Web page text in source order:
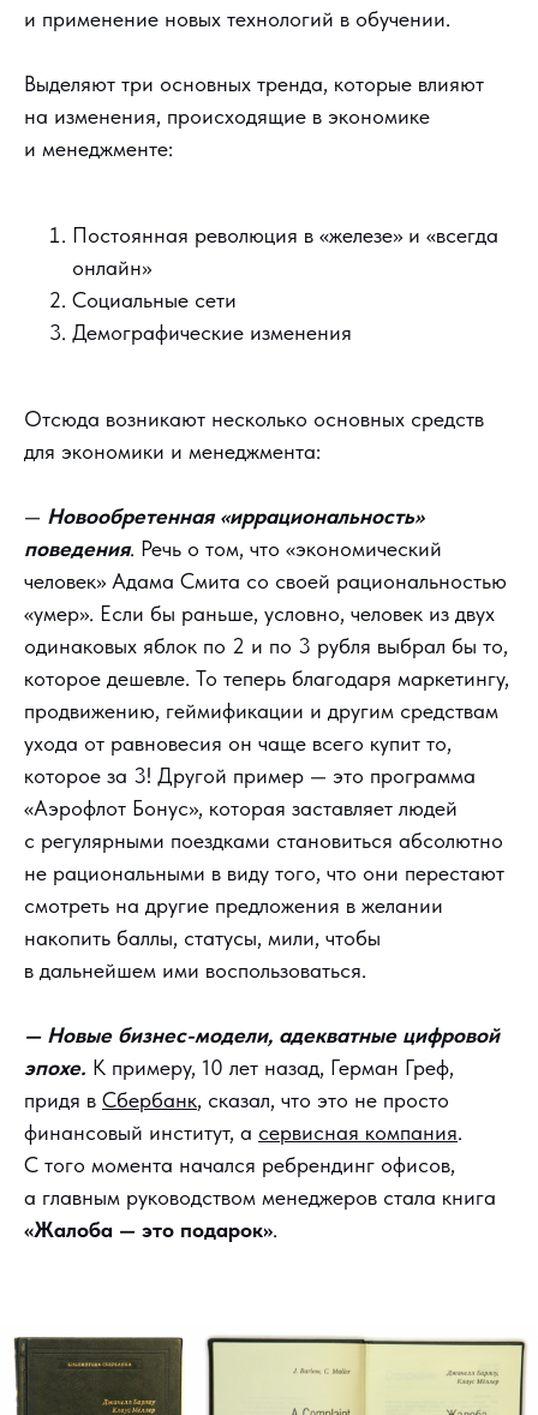
и применение новых технологий в обучении.
Выделяют три основных тренда, которые влияют
на изменения, происходящие в экономике
и менеджменте:
Постоянная революция в «железе» и «всегда
онлайн»
Социальные сети
Демографические изменения
Отсюда возникают несколько основных средств
для экономики и менеджмента:
— Новообретенная «иррациональность»
поведения. Речь о том, что «экономический
человек» Адама Смита со своей рациональностью
«умер». Если бы раньше, условно, человек из двух
одинаковых яблок по 2 и по 3 рубля выбрал бы то,
которое дешевле. То теперь благодаря маркетингу,
продвижению, геймификации и другим средствам
ухода от равновесия он чаще всего купит то,
которое за 3! Другой пример — это программа
«Аэрофлот Бонус», которая заставляет людей
с регулярными поездками становиться абсолютно
не рациональными в виду того, что они перестают
смотреть на другие предложения в желании
накопить баллы, статусы, мили, чтобы
в дальнейшем ими воспользоваться.
— Новые бизнес-модели, адекватные цифровой
эпохе. К примеру, 10 лет назад, Герман Греф,
придя в Сбербанк, сказал, что это не просто
финансовый институт, а сервисная компания.
С того момента начался ребрендинг офисов,
а главным руководством менеджеров стала книга
«Жалоба — это подарок».